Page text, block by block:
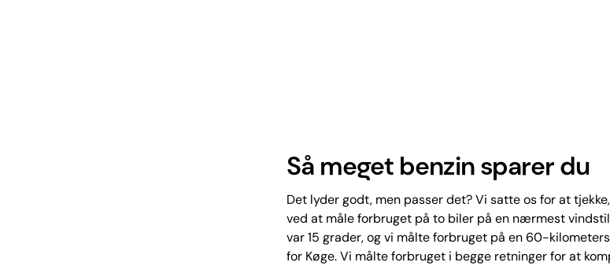
Så meget benzin sparer du
Det lyder godt, men passer det? Vi satte os for at
ved at måle forbruget på to biler på en nærmest
var 15 grader, og vi målte forbruget på en 60-
for Køge. Vi målte forbruget i begge retninger for at